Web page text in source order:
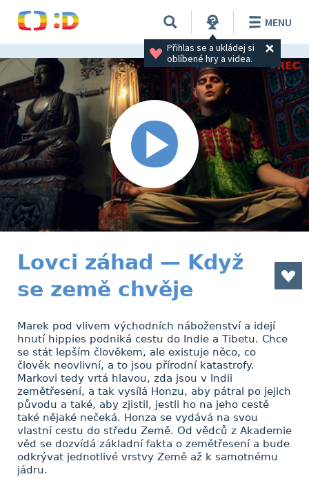
Přihlas se a ukládej si
oblíbené hry a videa.
MENU
Lovci záhad — Když
se země chvěje
Marek pod vlivem východních náboženství a idejí
hnutí hippies podniká cestu do Indie a Tibetu. Chce
se stát lepším člověkem, ale existuje něco, co
člověk neovlivní, a to jsou přírodní katastrofy.
Markovi tedy vrtá hlavou, zda jsou v Indii
zemětřesení, a tak vysílá Honzu, aby pátral po jejich
původu a také, aby zjistil, jestli ho na jeho cestě
také nějaké nečeká. Honza se vydává na svou
vlastní cestu do středu Země. Od vědců z Akademie
věd se dozvídá základní fakta o zemětřesení a bude
odkrývat jednotlivé vrstvy Země až k samotnému
jádru.